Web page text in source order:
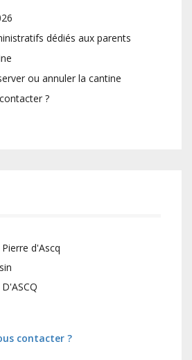
dédiés aux parents
ou annuler la cantine
?
d'Ascq
contacter ?